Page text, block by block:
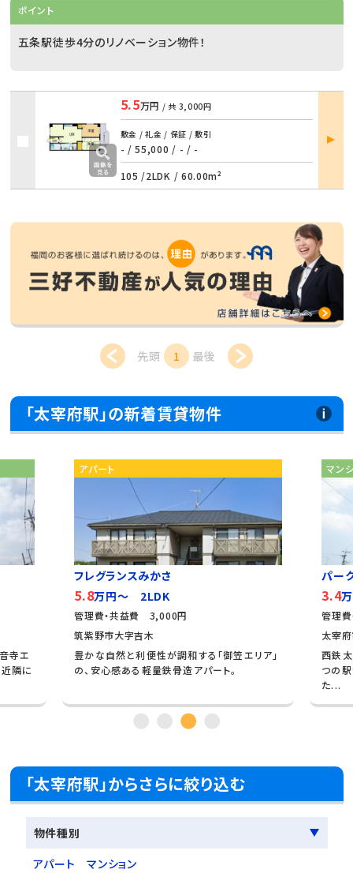
ポイント
五条駅徒歩4分のリノベーション物件！
5.5万円 / 共 3,000円
敷金 / 礼金 / 保証 / 敷引
- / 55,000 / - / -
105 /2LDK / 60.00m²
部屋
詳細
先頭 1 最後
「太宰府駅」の新着賃貸物件
ア」
マンション
パークコート太宰府
3.4万円～ 1K
管理費・共益費 5,000円
太宰府市石坂1丁目
西鉄太宰府線「太宰府」駅、「西鉄五条」駅と、2
つの駅が利用可能な、暮らしやすさに恵まれ
アパ
アイ
5.5
管理
太宰
西鉄
分の
れた
「太宰府駅」からさらに絞り込む
物件種別
アパート
マンション